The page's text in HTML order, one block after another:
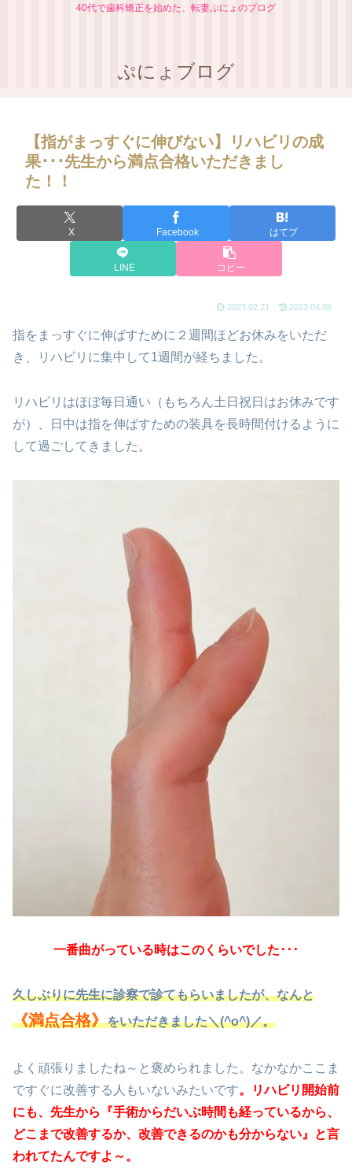
40代で歯科矯正を始めた、転妻ぷにょのブログ
ぷにょブログ
【指がまっすぐに伸びない】リハビリの成
果･･･先生から満点合格いただきまし
た！！
X Facebook はてブ
LINE コピー
2023.02.21 2023.04.08
指をまっすぐに伸ばすために２週間ほどお休みをいただ
き、リハビリに集中して1週間が経ちました。
リハビリはほぼ毎日通い（もちろん土日祝日はお休みです
が）、日中は指を伸ばすための装具を長時間付けるように
して過ごしてきました。
一番曲がっている時はこのくらいでした･･･
久しぶりに先生に診察で診てもらいましたが、なんと
《満点合格》をいただきました＼(^o^)／。
よく頑張りましたね～と褒められました。なかなかここま
ですぐに改善する人もいないみたいです。リハビリ開始前
にも、先生から『手術からだいぶ時間も経っているから、
どこまで改善するか、改善できるのかも分からない』と言
われてたんですよ～。